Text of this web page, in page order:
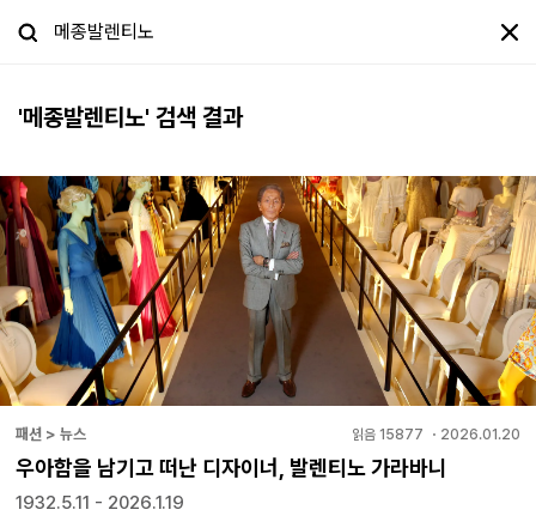
'메종발렌티노' 검색 결과
패션 > 뉴스 읽음 15877 ・ 2026.01.20
우아함을 남기고 떠난 디자이너, 발렌티노 가라바니
1932.5.11 - 2026.1.19